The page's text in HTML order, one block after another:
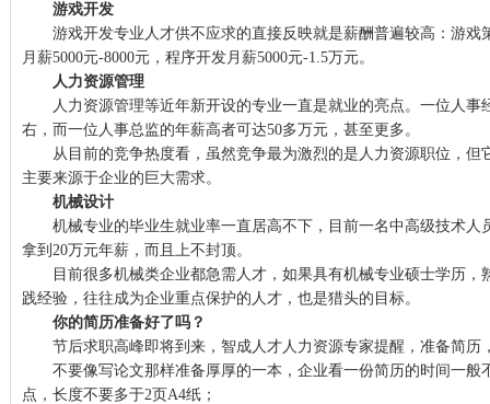
游戏开发
游戏开发专业人才供不应求的直接反映就是薪酬普遍较高：游戏
月薪5000元-8000元，程序开发月薪5000元-1.5万元。
人力资源管理
人力资源管理等近年新开设的专业一直是就业的亮点。一位人事
右，而一位人事总监的年薪高者可达50多万元，甚至更多。
从目前的竞争热度看，虽然竞争最为激烈的是人力资源职位，但
主要来源于企业的巨大需求。
机械设计
机械专业的毕业生就业率一直居高不下，目前一名中高级技术人
拿到20万元年薪，而且上不封顶。
目前很多机械类企业都急需人才，如果具有机械专业硕士学历，
践经验，往往成为企业重点保护的人才，也是猎头的目标。
你的简历准备好了吗？
节后求职高峰即将到来，智成人才人力资源专家提醒，准备简历
不要像写论文那样准备厚厚的一本，企业看一份简历的时间一般
点，长度不要多于2页A4纸；